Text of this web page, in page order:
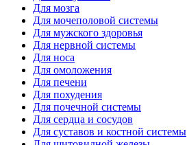
Для мозга
Для мочеполовой системы
Для мужского здоровья
Для нервной системы
Для носа
Для омоложения
Для печени
Для похудения
Для почечной системы
Для сердца и сосудов
Для суставов и костной системы